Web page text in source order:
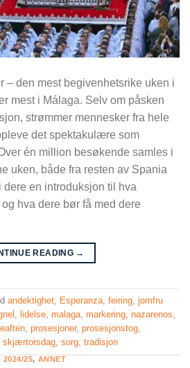
– den mest begivenhetsrike uken i
mest i Málaga. Selv om påsken
strømmer mennesker fra hele
det spektakulære som
én million besøkende samles i
uken, både fra resten av Spania
en introduksjon til hva
hva dere bør få med dere
READING →
andektighet Esperanza feiring jomfru
lidelse malaga markering nazarenos
prosesjoner, prosesjonstog
skjærtorsdag sorg tradisjon
2024/25, ANNET